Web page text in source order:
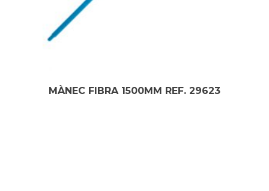
MÀNEC FIBRA 1500MM REF. 29623